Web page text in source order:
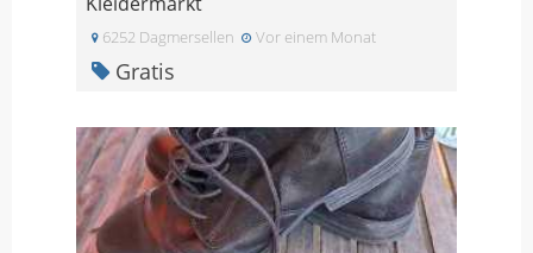
6252 Dagmersellen Vor einem Monat
Gratis